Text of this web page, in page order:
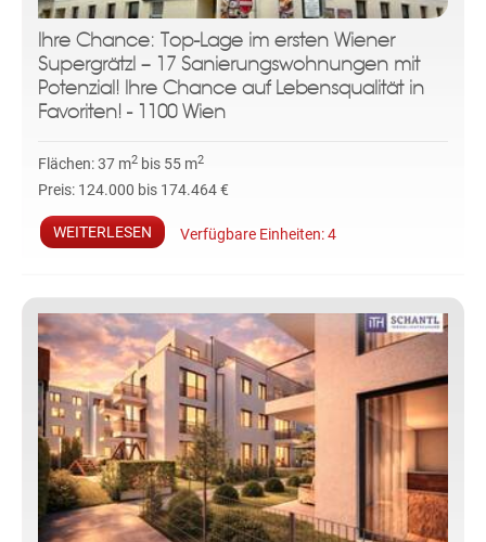
Ihre Chance: Top-Lage im ersten Wiener
Supergrätzl – 17 Sanierungswohnungen mit
Potenzial! Ihre Chance auf Lebensqualität in
Favoriten! - 1100 Wien
Flächen:37 m2 bis 55 m2
Preis: 124.000 bis 174.464 €
WEITERLESEN Verfügbare Einheiten:4